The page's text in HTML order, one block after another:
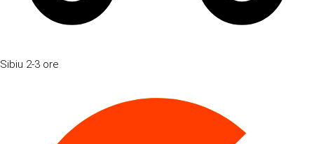
Sibiu 2-3 ore